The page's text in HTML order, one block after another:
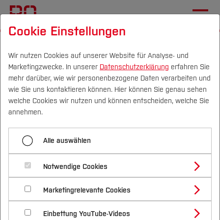
Campus Personen DE|EN Quicklinks
Studium
Studienangebote
Bachelorstudiengänge
Masterstudiengänge
Vor dem Studium
Bewerben & Einschreiben
Bewerbungsportal
Im Studium
Studienbüros und Prüfungen
Nach dem Studium
Forschung & Transfer
Profil
Forschungs- und Transferprofil
Schwerpunkte (FuT)
Beratung & Förderung
Nachhaltigkeit
Nachhaltigkeit studieren
International
Anleitungen
Anleitungen
Menü aufklappen
FAQ
Anleitungen
Schulungstermine
Downloads
Anleitungen
Dokumentation zu UCware an der
Hochschule Bochum
Cookie Einstellungen
Wir nutzen Cookies auf unserer Website für Analyse- und
Marketingzwecke. In unserer Datenschutzerklärung erfahren Sie
mehr darüber, wie wir personenbezogene Daten verarbeiten und
wie Sie uns kontaktieren können. Hier können Sie genau sehen
welche Cookies wir nutzen und können entscheiden, welche Sie
annehmen.
Alle auswählen
Notwendige Cookies
Marketingrelevante Cookies
Einbettung YouTube-Videos